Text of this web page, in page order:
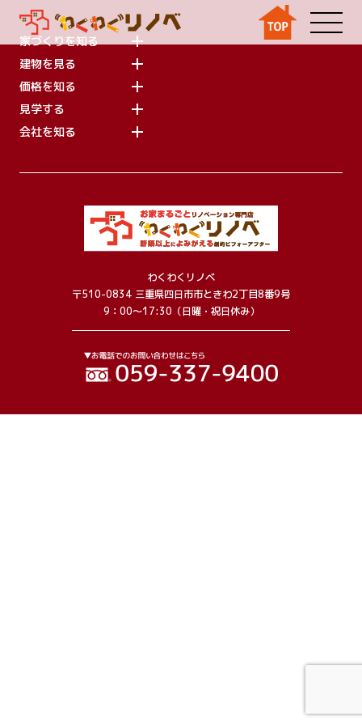
家づくりを知る
建物を見る
価格を知る
見学する
会社を知る
わくわくリノベ
〒510-0834 三重県四日市市ときわ2丁目8番9号
9：00～17:30（日曜・祝日休み）